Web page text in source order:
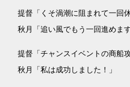
提督「くそ渦潮に阻まれて一回
秋月「追い風でもう一回進めます
提督「チャンスイベントの商船
秋月「私は成功しました！」